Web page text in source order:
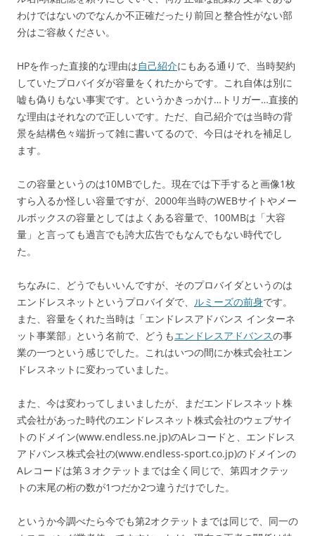
わけではないのでなんか不正確だったり前回と整合性がない部
分はご容赦ください。
HPを作った直接的な理由は自己紹介にもある通りで、当時契約
していたプロバイダが容量をくれたからです。これ自体は別に
嘘も偽りもない事実です。というかきっかけ…トリガー…直接的
な理由はそれなので正しいです。ただ、自己紹介では当時の背
景を結構色々端折って雑に書いてるので、今日はそれを補足し
ます。
この容量というのは10MBでした。現在では下手すると画像1枚
すら入るか怪しい容量ですが、2000年当時のWEBサイトやメー
ルボックスの容量としてはよくある容量で、100MBは「大容
量」と言っても過言でも誇大広告でもなんでもない時代でし
た。
ちなみに、どうでもいいんですが、そのプロバイダというのは
エンドレスネットというプロバイダで、 ルミーズの前身です。
また、容量をくれた当時は「エンドレスアドバンス インターネ
ット事業部」という名前で、どうもエンドレスアドバンスの事
業の一つという感じでした。これはいつの間にか株式会社エン
ドレスネットに変わっていました。
また、今は変わってしまいましたが、まだエンドレスネット株
式会社があった時代のエンドレスネット株式会社のウェブサイ
トのドメイン(www.endless.ne.jp)のAレコードと、エンドレス
アドバンス株式会社の(www.endless-sport.co.jp)のドメインの
Aレコードは第３オクテットまでは全く同じで、第四オクテッ
トの末尾の桁の数が1つだか2つ違うだけでした。
というか今調べたら今でも第2オクテットまでは同じで、同一の